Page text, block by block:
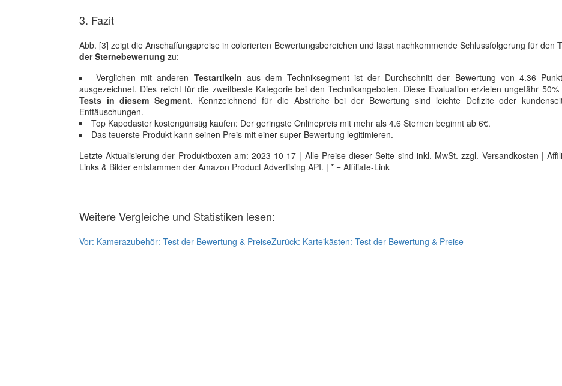
3. Fazit
Abb. [3] zeigt die Anschaffungspreise in colorierten Bewertungsbereichen und lässt nachkommende Schlussfolgerung für den
der Sternebewertung zu:
Verglichen mit anderen Testartikeln aus dem Techniksegment ist der Durchschnitt der Bewertung von 4.36
ausgezeichnet. Dies reicht für die zweitbeste Kategorie bei den Technikangeboten. Diese Evaluation erzielen ungefähr 50%
Tests in diesem Segment. Kennzeichnend für die Abstriche bei der Bewertung sind leichte Defizite oder
Enttäuschungen.
Top Kapodaster kostengünstig kaufen: Der geringste Onlinepreis mit mehr als 4.6 Sternen beginnt ab 6€.
Das teuerste Produkt kann seinen Preis mit einer super Bewertung legitimieren.
Letzte Aktualisierung der Produktboxen am: 2023-10-17 | Alle Preise dieser Seite sind inkl. MwSt. zzgl. Versandkosten |
Links & Bilder entstammen der Amazon Product Advertising API. | * = Affiliate-Link
Weitere Vergleiche und Statistiken lesen:
Vor: Kamerazubehör: Test der Bewertung & PreiseZurück: Karteikästen: Test der Bewertung & Preise